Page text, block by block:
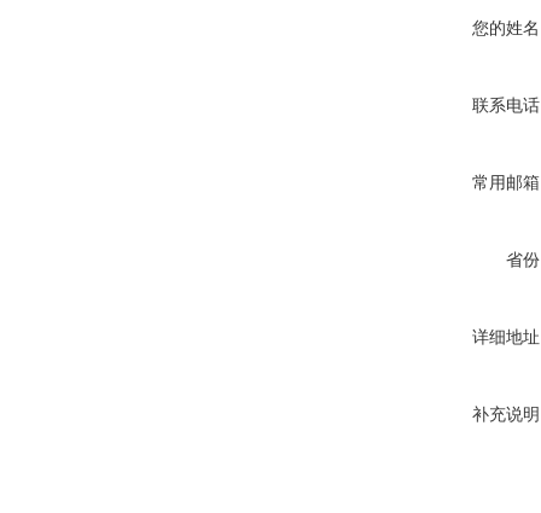
您的姓
联系电
常用邮
省
详细地
补充说